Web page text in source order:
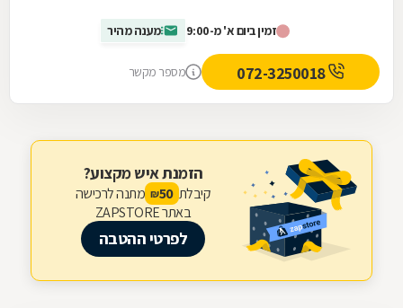
זמין ביום א' מ-9:00 מענה מהיר
072-3250018 מספר מקשר
הזמנת איש מקצוע?
קיבלת 50
₪ מתנה לרכישה
באתר ZAPSTORE
לפרטי ההטבה